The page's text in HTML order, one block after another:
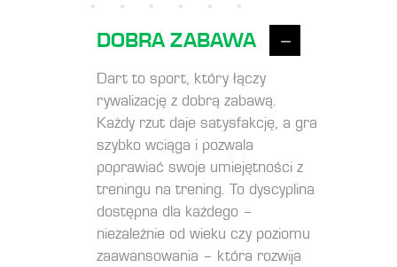
DOBRA ZABAWA
Dart to sport, który łączy
rywalizację z dobrą zabawą.
Każdy rzut daje satysfakcję, a gra
szybko wciąga i pozwala
poprawiać swoje umiejętności z
treningu na trening. To dyscyplina
dostępna dla każdego –
niezależnie od wieku czy poziomu
zaawansowania – która rozwija